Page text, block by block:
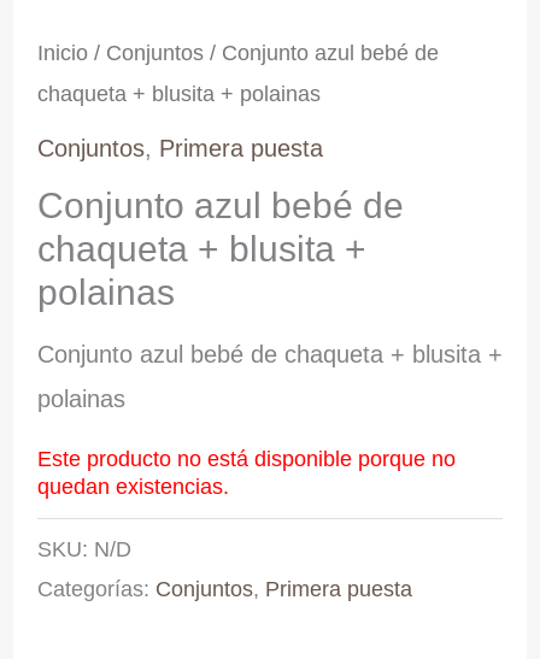
Inicio/ Conjuntos/ Conjunto azul bebé de
chaqueta + blusita + polainas
Conjuntos, Primera puesta
Conjunto azul bebé de
chaqueta + blusita +
polainas
Conjunto azul bebé de chaqueta + blusita +
polainas
Este producto no está disponible porque no
quedan existencias.
SKU: N/D
Categorías: Conjuntos, Primera puesta